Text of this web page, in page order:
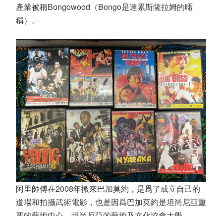
產業被稱Bongowood（Bongo是達累斯薩拉姆的暱
稱）。
阿里師傅在2008年搬來巴加莫約，是爲了成立自己的
道場和拍攝武術電影，也是因爲巴加莫約是坦尚尼亞重